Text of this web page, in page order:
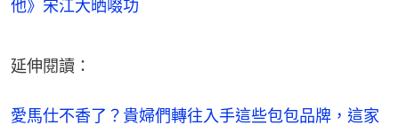
他》宋江大晒啜功
延伸閱讀：
愛馬仕不香了？貴婦們轉往入手這些包包品牌，這家